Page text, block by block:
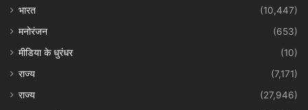
भारत
(10,447)
मनोरंजन
(653)
मीडिया के धुरंधर
(10)
राज्य
(7,171)
राज्य
(27,946)